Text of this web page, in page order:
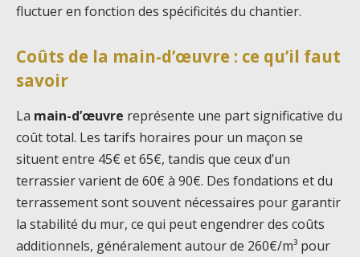
fluctuer en fonction des spécificités du chantier.
Coûts de la main-d’œuvre : ce qu’il faut
savoir
La main-d’œuvre représente une part significative du
coût total. Les tarifs horaires pour un maçon se
situent entre 45€ et 65€, tandis que ceux d’un
terrassier varient de 60€ à 90€. Des fondations et du
terrassement sont souvent nécessaires pour garantir
la stabilité du mur, ce qui peut engendrer des coûts
additionnels, généralement autour de 260€/m³ pour